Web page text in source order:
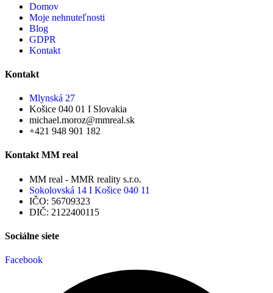
Domov
Moje nehnuteľnosti
Blog
GDPR
Kontakt
Kontakt
Mlynská 27
Košice 040 01 I Slovakia
michael.moroz@mmreal.sk
+421 948 901 182
Kontakt MM real
MM real - MMR reality s.r.o.
Sokolovská 14 I Košice 040 11
IČO: 56709323
DIČ: 2122400115
Sociálne siete
Facebook